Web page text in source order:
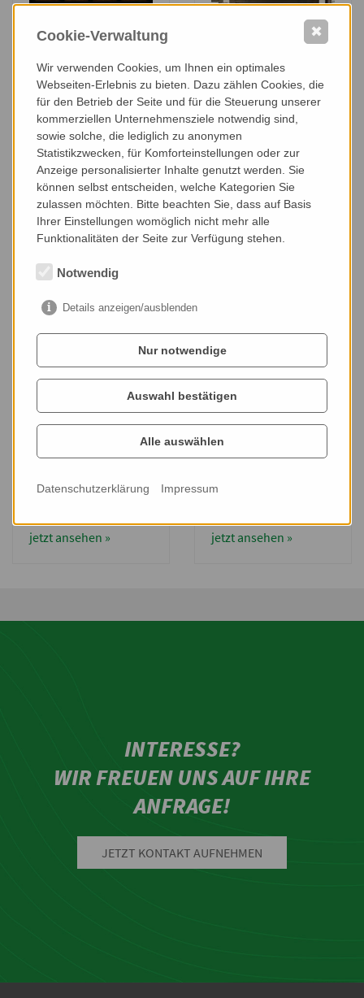
Objekt HO GA 8006
jetzt ansehen »
Objekt HO GA 8005
jetzt ansehen »
Objekt HO GA 8004
jetzt ansehen »
jetzt ansehen »
jetzt ansehen »
jetzt ansehen »
INTERESSE?
WIR FREUEN UNS AUF IHRE
ANFRAGE!
JETZT KONTAKT AUFNEHMEN
Cookie-Verwaltung
Wir verwenden Cookies, um Ihnen ein optimales
Webseiten-Erlebnis zu bieten. Dazu zählen Cookies, die
für den Betrieb der Seite und für die Steuerung unserer
kommerziellen Unternehmensziele notwendig sind,
sowie solche, die lediglich zu anonymen
Statistikzwecken, für Komforteinstellungen oder zur
Anzeige personalisierter Inhalte genutzt werden. Sie
können selbst entscheiden, welche Kategorien Sie
zulassen möchten. Bitte beachten Sie, dass auf Basis
Ihrer Einstellungen womöglich nicht mehr alle
Funktionalitäten der Seite zur Verfügung stehen.
Notwendig
Details anzeigen/ausblenden
Nur notwendige
Auswahl bestätigen
Alle auswählen
Datenschutzerklärung Impressum
✖